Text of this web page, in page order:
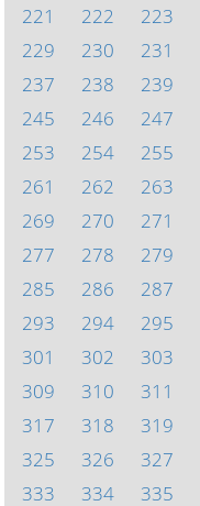
221
222 223
229
230 231
237
238 239
245
246 247
253
254 255
261
262 263
269
270 271
277
278 279
285
286 287
293
294 295
301
302 303
309
310 311
317
318 319
325
326 327
333
334 335